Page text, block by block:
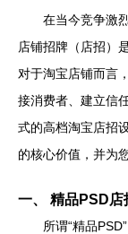
在当今竞争激
店铺招牌（店招）
对于淘宝店铺而言
接消费者、建立信
式的高档淘宝店招
的核心价值，并为
一、 精品PSD
所谓“精品